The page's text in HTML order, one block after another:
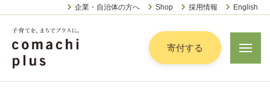
ツ
企業・自治体の方へ Shop 採用情報 English
認
子
寄付する
メ
ニ
ー
定
特
定
非
営
ー